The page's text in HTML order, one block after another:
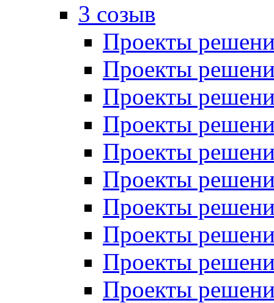
3 созыв
Проекты
Проекты
Проекты
Проекты
Проекты
Проекты
Проекты
Проекты
Проекты
Проекты